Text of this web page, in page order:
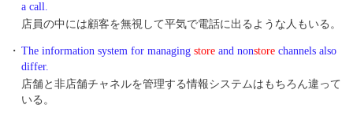
a call.
店員の中には顧客を無視して平気で電話に出るような人もいる。
・ The information system for managing store and nonstore channels also
differ.
店舗と非店舗チャネルを管理する情報システムはもちろん違って
いる。